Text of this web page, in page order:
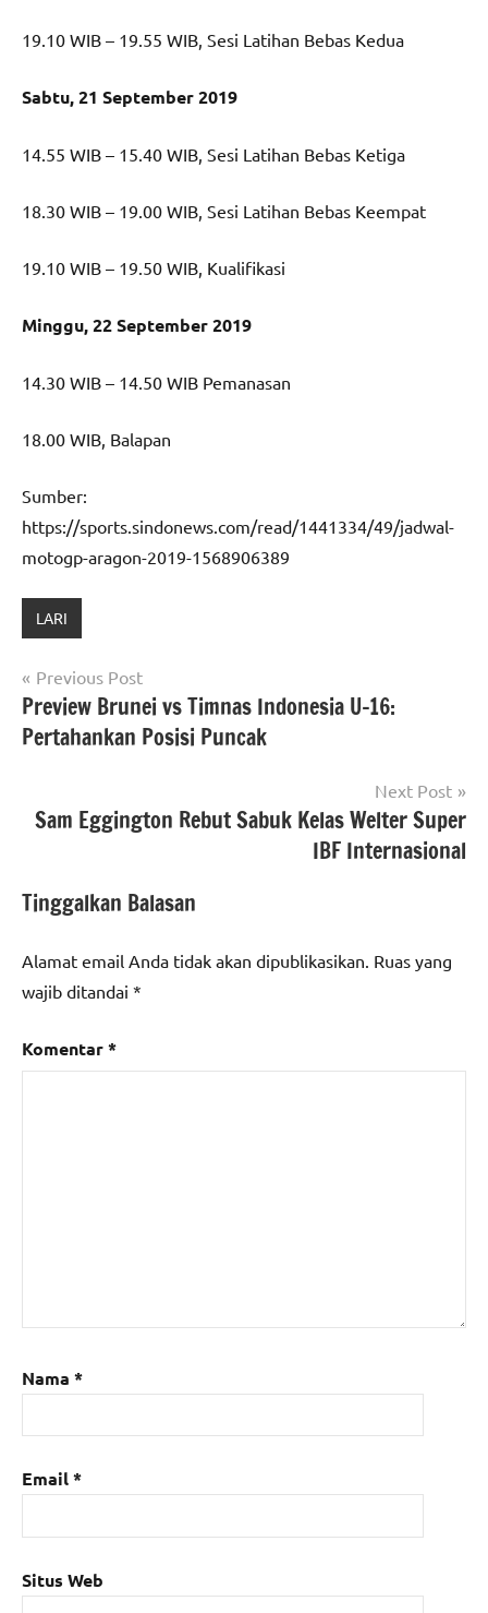
19.10 WIB – 19.55 WIB, Sesi Latihan Bebas Kedua
Sabtu, 21 September 2019
14.55 WIB – 15.40 WIB, Sesi Latihan Bebas Ketiga
18.30 WIB – 19.00 WIB, Sesi Latihan Bebas Keempat
19.10 WIB – 19.50 WIB, Kualifikasi
Minggu, 22 September 2019
14.30 WIB – 14.50 WIB Pemanasan
18.00 WIB, Balapan
Sumber:
https://sports.sindonews.com/read/1441334/49/jadwal-
motogp-aragon-2019-1568906389
LARI
Navigasi
pos
Previous Post
Preview Brunei vs Timnas Indonesia U-16:
Pertahankan Posisi Puncak
Next Post
Sam Eggington Rebut Sabuk Kelas Welter Super
IBF Internasional
Tinggalkan Balasan
Alamat email Anda tidak akan dipublikasikan. Ruas yang
wajib ditandai *
Komentar*
Nama *
Email*
Situs Web